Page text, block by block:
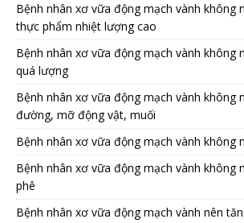
Bệnh nhân xơ vữa động mạch vành không
thực phẩm nhiệt lượng cao
Bệnh nhân xơ vữa động mạch vành không
quá lượng
Bệnh nhân xơ vữa động mạch vành không
đường, mỡ động vật, muối
Bệnh nhân xơ vữa động mạch vành không
Bệnh nhân xơ vữa động mạch vành không
phê
Bệnh nhân xơ vữa động mạch vành nên